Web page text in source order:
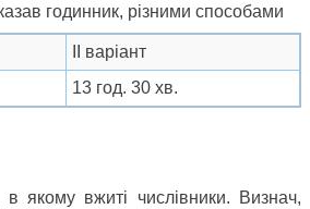
годинник, різними способами
ІІ варіант
13 год. 30 хв.
в якому вжиті числівники. Визнач,